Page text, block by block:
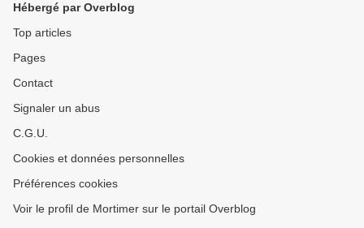
Hébergé par Overblog
Top articles
Pages
Contact
Signaler un abus
C.G.U.
Cookies et données personnelles
Préférences cookies
Voir le profil de Mortimer sur le portail Overblog